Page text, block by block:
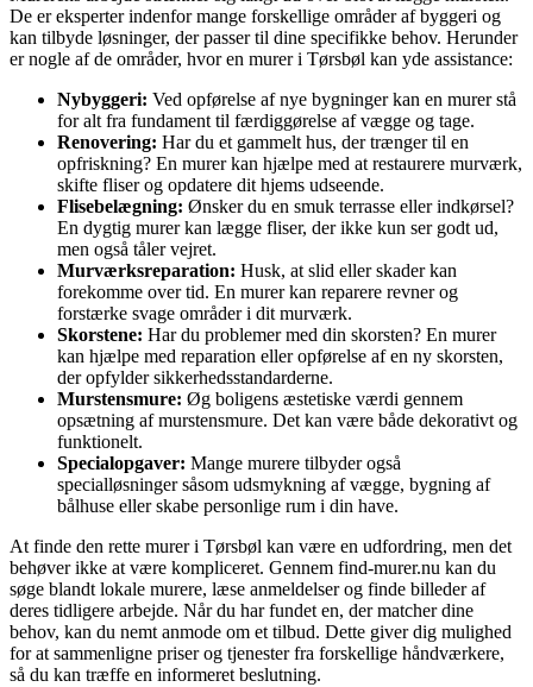
De er eksperter indenfor mange forskellige områder af byggeri og
kan tilbyde løsninger, der passer til dine specifikke behov. Herunder
er nogle af de områder, hvor en murer i Tørsbøl kan yde assistance:
Nybyggeri: Ved opførelse af nye bygninger kan en murer stå
for alt fra fundament til færdiggørelse af vægge og tage.
Renovering: Har du et gammelt hus, der trænger til en
opfriskning? En murer kan hjælpe med at restaurere murværk,
skifte fliser og opdatere dit hjems udseende.
Flisebelægning: Ønsker du en smuk terrasse eller indkørsel?
En dygtig murer kan lægge fliser, der ikke kun ser godt ud,
men også tåler vejret.
Murværksreparation: Husk, at slid eller skader kan
forekomme over tid. En murer kan reparere revner og
forstærke svage områder i dit murværk.
Skorstene: Har du problemer med din skorsten? En murer
kan hjælpe med reparation eller opførelse af en ny skorsten,
der opfylder sikkerhedsstandarderne.
Murstensmure: Øg boligens æstetiske værdi gennem
opsætning af murstensmure. Det kan være både dekorativt og
funktionelt.
Specialopgaver: Mange murere tilbyder også
specialløsninger såsom udsmykning af vægge, bygning af
bålhuse eller skabe personlige rum i din have.
At finde den rette murer i Tørsbøl kan være en udfordring, men det
behøver ikke at være kompliceret. Gennem find-murer.nu kan du
søge blandt lokale murere, læse anmeldelser og finde billeder af
deres tidligere arbejde. Når du har fundet en, der matcher dine
behov, kan du nemt anmode om et tilbud. Dette giver dig mulighed
for at sammenligne priser og tjenester fra forskellige håndværkere,
så du kan træffe en informeret beslutning.